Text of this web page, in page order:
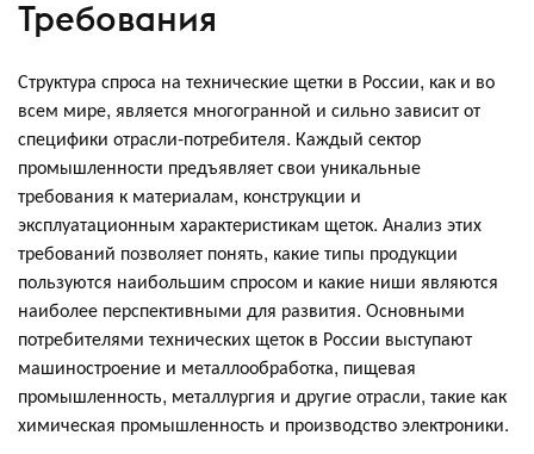
Требования
Структура спроса на технические щетки в России, как и во
всем мире, является многогранной и сильно зависит от
специфики отрасли-потребителя. Каждый сектор
промышленности предъявляет свои уникальные
требования к материалам, конструкции и
эксплуатационным характеристикам щеток. Анализ этих
требований позволяет понять, какие типы продукции
пользуются наибольшим спросом и какие ниши являются
наиболее перспективными для развития. Основными
потребителями технических щеток в России выступают
машиностроение и металлообработка, пищевая
промышленность, металлургия и другие отрасли, такие как
химическая промышленность и производство электроники.